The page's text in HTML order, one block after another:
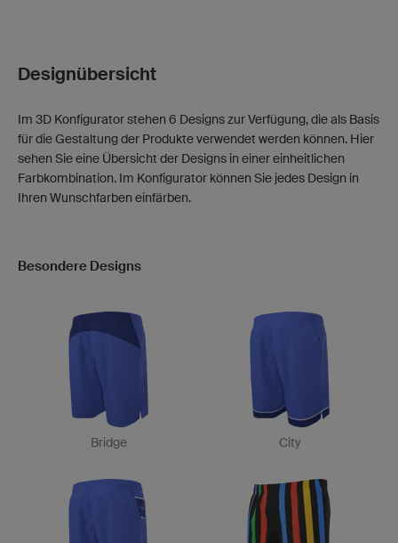
Designübersicht
Im 3D Konfigurator stehen 6 Designs zur Verfügung, die als Basis
für die Gestaltung der Produkte verwendet werden können. Hier
sehen Sie eine Übersicht der Designs in einer einheitlichen
Farbkombination. Im Konfigurator können Sie jedes Design in
Ihren Wunschfarben einfärben.
Besondere Designs
Bridge City